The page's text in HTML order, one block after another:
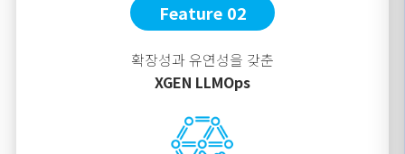
Feature 02
확장성과 유연성을 갖춘
XGEN LLMOps